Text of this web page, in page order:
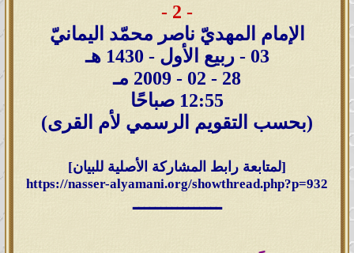
- 2 -
الإمام المهديّ ناصر محمّد اليمانيّ
03 - ربيع الأول - 1430 هـ
28 - 02 - 2009 مـ
12:55 صباحًا
(بحسب التقويم الرسمي لأم القرى)
[لمتابعة رابط المشاركة الأصلية للبيان]
https://nasser-alyamani.org/showthread.php?p=932
ــــــــــــــــ